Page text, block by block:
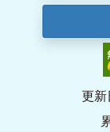
更新